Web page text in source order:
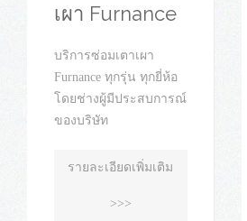
เผา Furnance
บริการซ่อมเตาเผา
Furnance ทุกรุ่น ทุกยี่ห้อ
โดยช่างผู้มีประสบการณ์
ของบริษัท
รายละเอียดเพิ่มเติม
>>>